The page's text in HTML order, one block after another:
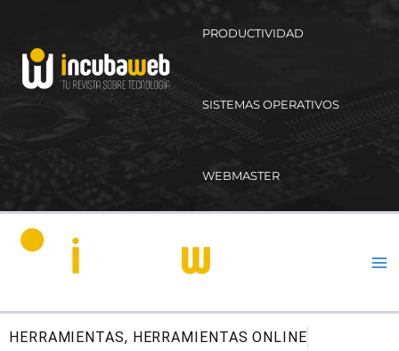
PRODUCTIVIDAD
SISTEMAS OPERATIVOS
WEBMASTER
HERRAMIENTAS, HERRAMIENTAS ONLINE